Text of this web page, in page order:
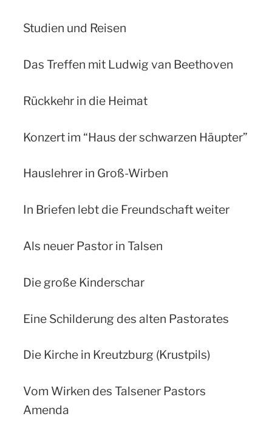
Studien und Reisen
Das Treffen mit Ludwig van Beethoven
Rückkehr in die Heimat
Konzert im “Haus der schwarzen Häupter”
Hauslehrer in Groß-Wirben
In Briefen lebt die Freundschaft weiter
Als neuer Pastor in Talsen
Die große Kinderschar
Eine Schilderung des alten Pastorates
Die Kirche in Kreutzburg (Krustpils)
Vom Wirken des Talsener Pastors
Amenda